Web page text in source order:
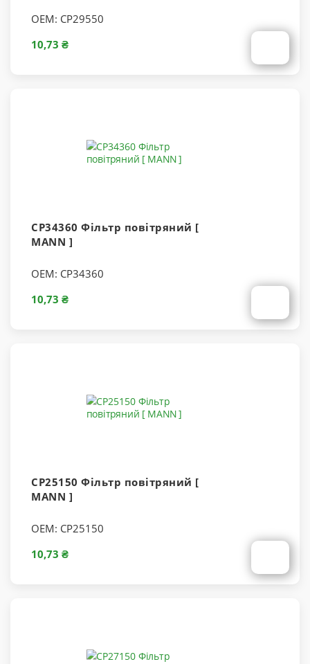
OEM: CP29550
10,73 ₴
CP34360 Фільтр повітряний [
MANN ]
OEM: CP34360
10,73 ₴
CP25150 Фільтр повітряний [
MANN ]
OEM: CP25150
10,73 ₴